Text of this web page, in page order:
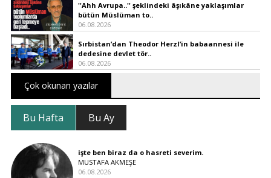
''Ahh Avrupa..'' şeklindeki âşıkâne yaklaşımlar
bütün Müslüman to..
06.08.2026
Sırbistan’dan Theodor Herzl’in babaannesi ile
dedesine devlet tör..
06.08.2026
Çok okunan yazılar
Bu Hafta Bu Ay
işte ben biraz da o hasreti severim.
MUSTAFA AKMEŞE
06.08.2026